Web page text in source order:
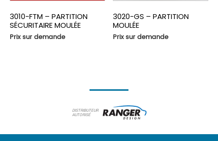
3010-FTM – PARTITION
SÉCURITAIRE MOULÉE
Prix sur demande
3020-GS – PARTITION
MOULÉE
Prix sur demande
DISTRIBUTEUR
AUTORISÉ